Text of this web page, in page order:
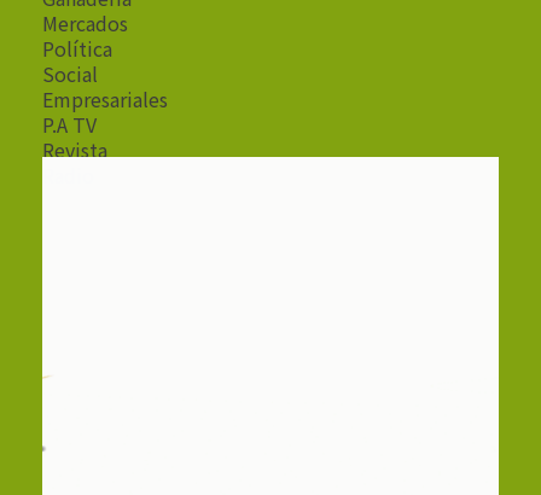
Mercados
Política
Social
Empresariales
P.A TV
Revista